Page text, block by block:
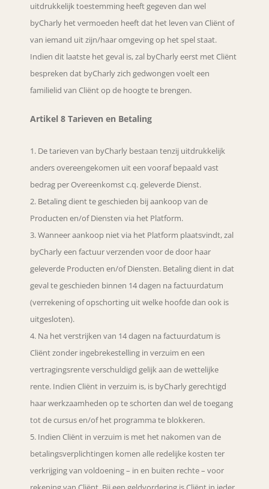
uitdrukkelijk toestemming heeft gegeven dan wel
byCharly het vermoeden heeft dat het leven van Cliënt of
van iemand uit zijn/haar omgeving op het spel staat.
Indien dit laatste het geval is, zal byCharly eerst met Cliënt
bespreken dat byCharly zich gedwongen voelt een
familielid van Cliënt op de hoogte te brengen.
Artikel 8 Tarieven en Betaling
De tarieven van byCharly bestaan tenzij uitdrukkelijk
anders overeengekomen uit een vooraf bepaald vast
bedrag per Overeenkomst c.q. geleverde Dienst.
Betaling dient te geschieden bij aankoop van de
Producten en/of Diensten via het Platform.
Wanneer aankoop niet via het Platform plaatsvindt, zal
byCharly een factuur verzenden voor de door haar
geleverde Producten en/of Diensten. Betaling dient in dat
geval te geschieden binnen 14 dagen na factuurdatum
(verrekening of opschorting uit welke hoofde dan ook is
uitgesloten).
Na het verstrijken van 14 dagen na factuurdatum is
Cliënt zonder ingebrekestelling in verzuim en een
vertragingsrente verschuldigd gelijk aan de wettelijke
rente. Indien Cliënt in verzuim is, is byCharly gerechtigd
haar werkzaamheden op te schorten dan wel de toegang
tot de cursus en/of het programma te blokkeren.
Indien Cliënt in verzuim is met het nakomen van de
betalingsverplichtingen komen alle redelijke kosten ter
verkrijging van voldoening – in en buiten rechte – voor